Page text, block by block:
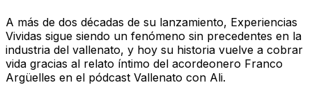
A más de dos décadas de su lanzamiento, Experiencias
Vividas sigue siendo un fenómeno sin precedentes en la
industria del vallenato, y hoy su historia vuelve a cobrar
vida gracias al relato íntimo del acordeonero Franco
Argüelles en el pódcast Vallenato con Ali.